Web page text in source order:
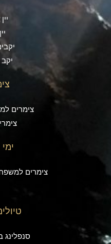
יין
יקב
צימרים
ימי
צימרים
סנפלינג